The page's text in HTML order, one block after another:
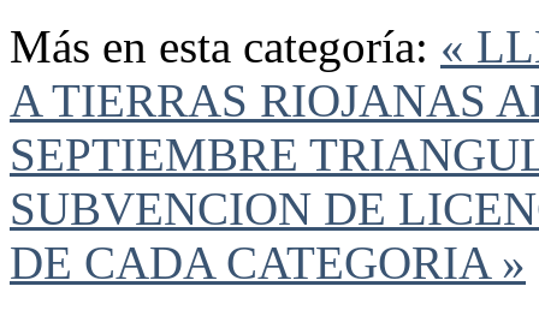
Más en esta categoría: «
A TIERRAS RIOJANAS
SEPTIEMBRE
SUBVENCION DE
DE CADA CATEGORIA »